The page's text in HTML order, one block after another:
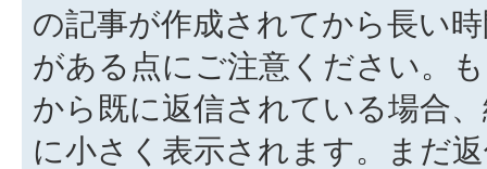
の記事が作成されてから長い
がある点にご注意ください。
から既に返信されている場合
に小さく表示されます。まだ